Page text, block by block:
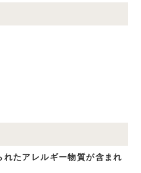
れたアレルギー物質が含まれ